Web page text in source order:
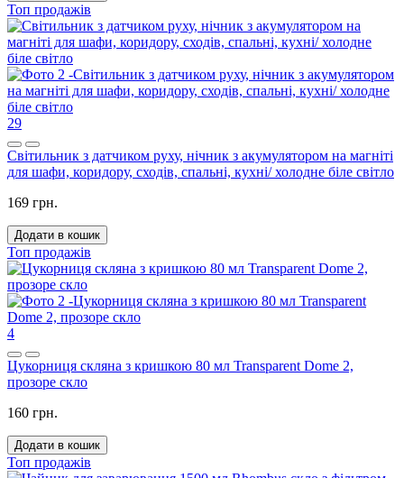
Топ продажів
29
Світильник з датчиком руху, нічник з акумулятором на магніті
для шафи, коридору, сходів, спальні, кухні/ холодне біле світло
169 грн.
Додати в кошик
Топ продажів
4
Цукорниця скляна з кришкою 80 мл Transparent Dome 2,
прозоре скло
160 грн.
Додати в кошик
Топ продажів